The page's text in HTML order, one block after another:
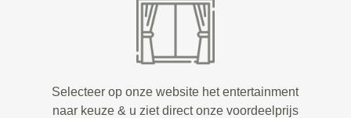
Selecteer op onze website het entertainment
naar keuze & u ziet direct onze voordeelprijs